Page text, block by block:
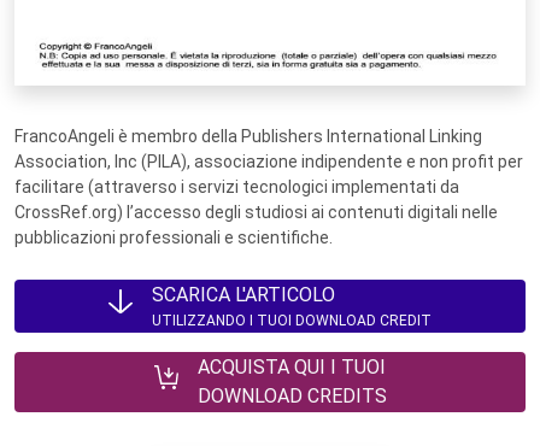
FrancoAngeli è membro della Publishers International Linking
Association, Inc (PILA), associazione indipendente e non profit per
facilitare (attraverso i servizi tecnologici implementati da
CrossRef.org) l’accesso degli studiosi ai contenuti digitali nelle
pubblicazioni professionali e scientifiche.
SCARICA L'ARTICOLO
UTILIZZANDO I TUOI DOWNLOAD CREDIT
ACQUISTA QUI I TUOI
DOWNLOAD CREDITS